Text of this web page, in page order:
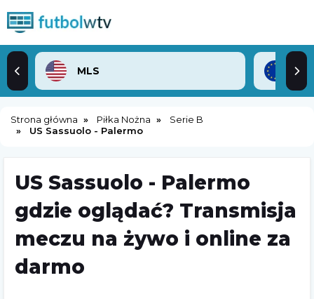
MLS
Strona główna Piłka Nożna
Serie B
US Sassuolo - Palermo
US Sassuolo - Palermo
gdzie oglądać? Transmisja
meczu na żywo i online za
darmo